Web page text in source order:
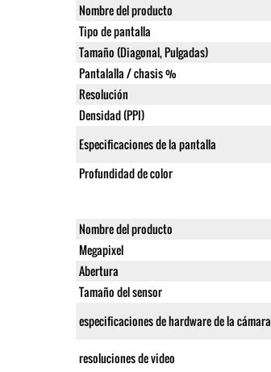
Nombre del producto
Tipo de pantalla
Tamaño (Diagonal, Pulgadas)
Pantalalla / chasis %
Resolución
Densidad (PPI)
Especificaciones de la pantalla
Profundidad de color
Nombre del producto
Megapixel
Abertura
Tamaño del sensor
especificaciones de hardware de la cámara
resoluciones de video